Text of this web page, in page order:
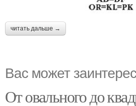
читать дальше →
Вас может
От овального до